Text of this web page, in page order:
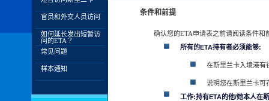
官员和外交人员访问
如何延长发出短暂访
问的ETA？
常见问题
样本通知
条件和前提
确认您的ETA申请表之前请阅读条件和
所有的ETA持有者必须能够:
在斯里兰卡入境港有
说明您在斯里兰卡可
工作:持有ETA的他/她本人在